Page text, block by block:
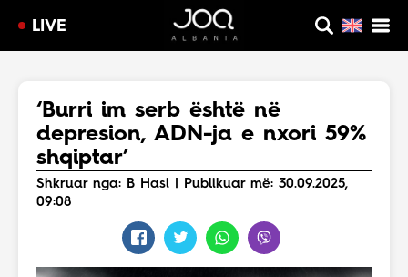
LIVE
‘Burri im serb është në
depresion, ADN-ja e nxori 59%
shqiptar’
Shkruar nga: B Hasi | Publikuar më: 30.09.2025,
09:08